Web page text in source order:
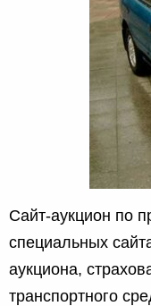
Сайт-аукцион по
специальных
аукциона,
транспортного